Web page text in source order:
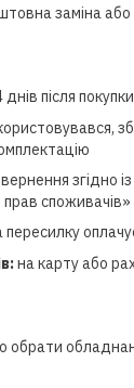
заміна
після покупки
згідно
споживачів»
пересилку
на карту або